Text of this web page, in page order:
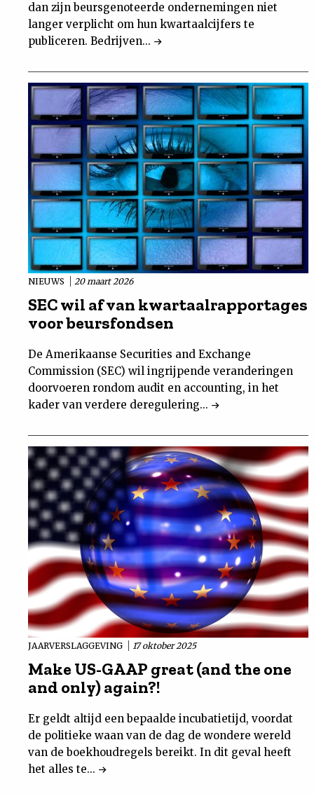
dan zijn beursgenoteerde ondernemingen niet
langer verplicht om hun kwartaalcijfers te
publiceren. Bedrijven...
NIEUWS 20 maart 2026
SEC wil af van kwartaalrapportages
voor beursfondsen
De Amerikaanse Securities and Exchange
Commission (SEC) wil ingrijpende veranderingen
doorvoeren rondom audit en accounting, in het
kader van verdere deregulering...
JAARVERSLAGGEVING 17 oktober 2025
Make US-GAAP great (and the one
and only) again?!
Er geldt altijd een bepaalde incubatietijd, voordat
de politieke waan van de dag de wondere wereld
van de boekhoudregels bereikt. In dit geval heeft
het alles te...